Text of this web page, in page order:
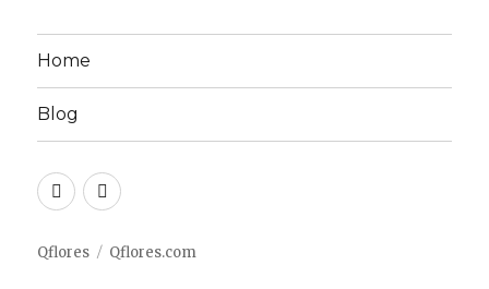
Home
Blog
TwitterFacebook
Qflores Qflores.com